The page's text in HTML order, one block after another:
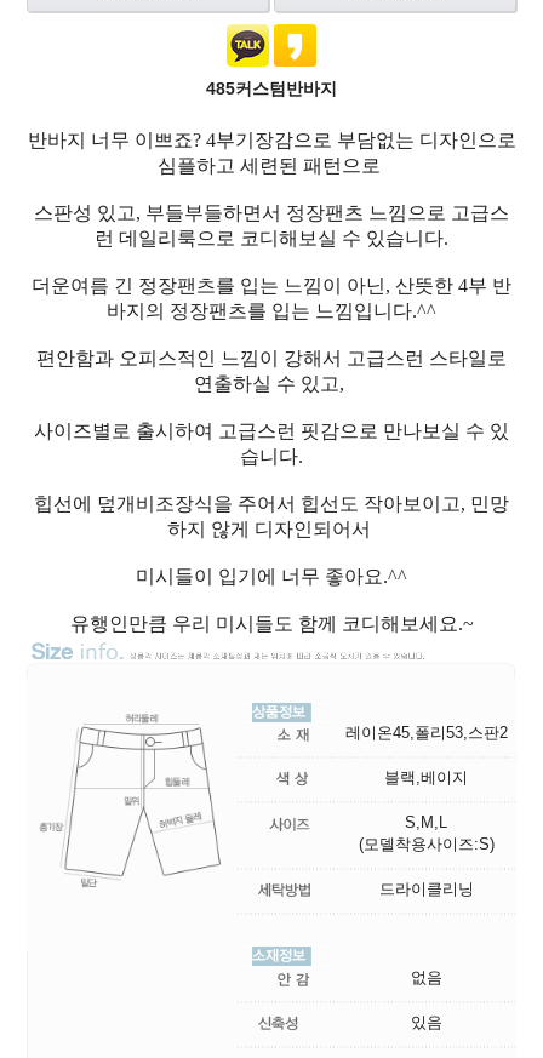
485커스텀반바지
반바지 너무 이쁘죠? 4부기장감으로 부담없는 디자인으로
심플하고 세련된 패턴으로
스판성 있고, 부들부들하면서 정장팬츠 느낌으로 고급스
런 데일리룩으로 코디해보실 수 있습니다.
더운여름 긴 정장팬츠를 입는 느낌이 아닌, 산뜻한 4부 반
바지의 정장팬츠를 입는 느낌입니다.^^
편안함과 오피스적인 느낌이 강해서 고급스런 스타일로
연출하실 수 있고,
사이즈별로 출시하여 고급스런 핏감으로 만나보실 수 있
습니다.
힙선에 덮개비조장식을 주어서 힙선도 작아보이고, 민망
하지 않게 디자인되어서
미시들이 입기에 너무 좋아요.^^
유행인만큼 우리 미시들도 함께 코디해보세요.~
레이온45,폴리53,스판2
블랙,베이지
S,M,L
(모델착용사이즈:S)
드라이클리닝
없음
있음